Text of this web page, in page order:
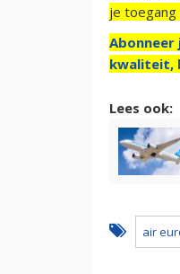
je
Abonneer
kwaliteit,
Lees ook:
air